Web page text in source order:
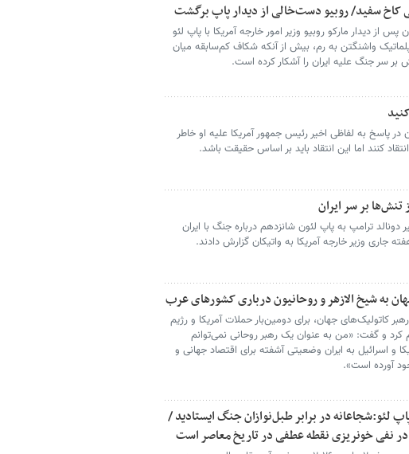
کاخ سفید/ روبیو دست‌خالی از دیدار پاپ برگشت
پس از دیدار مارکو روبیو وزیر امور خارجه آمریکا با پاپ لئو
واشنگتن به رم، بیش از آنکه شکاف کم‌سابقه میان
سر جنگ علیه ایران را آشکار کرده است.
در پاسخ به لفاظی اخیر رئیس جمهور آمریکا علیه او خاطر
کنند اما این انتقاد باید بر اساس حقیقت باشد.
تنش‌ها بر سر ایران
ترامپ به پاپ لئون شانزدهم درباره جنگ با ایران
جاری وزیر خارجه آمریکا به واتیکان گزارش دادند.
به شیخ الازهر و روحانیون درباری کشورهای عرب
کاتولیک‌های جهان، برای دومین‌بار حملات آمریکا و رژیم
کرد و گفت: «من به عنوان یک رهبر روحانی نمی‌توانم
و اسرائیل به ایران وضعیتی آشفته برای اقتصاد جهانی و
آورده است».
لئو:شجاعانه در برابر طبل‌نوازان جنگ ایستادید /
نفی خونریزی نقطه عطفی در تاریخ معاصر است